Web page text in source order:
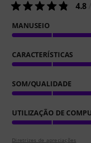
4.8
MANUSEIO
CARACTERÍSTICAS
SOM/QUALIDADE
UTILIZAÇÃO DE
Diretrizes de apreciações